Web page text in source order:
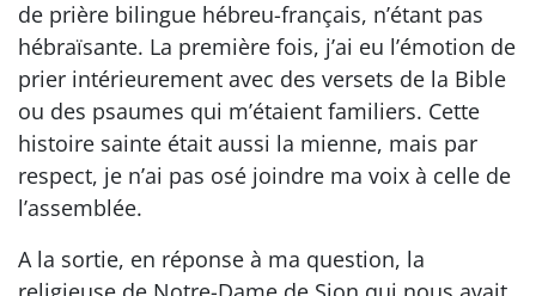
de prière bilingue hébreu-français, n’étant pas
hébraïsante. La première fois, j’ai eu l’émotion de
prier intérieurement avec des versets de la Bible
ou des psaumes qui m’étaient familiers. Cette
histoire sainte était aussi la mienne, mais par
respect, je n’ai pas osé joindre ma voix à celle de
l’assemblée.
A la sortie, en réponse à ma question, la